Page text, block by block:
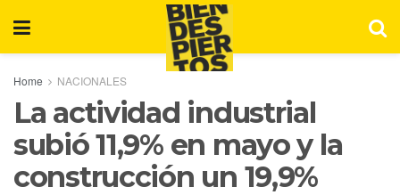
Home NACIONALES
La actividad industrial
subió 11,9% en mayo y la
construcción un 19,9%